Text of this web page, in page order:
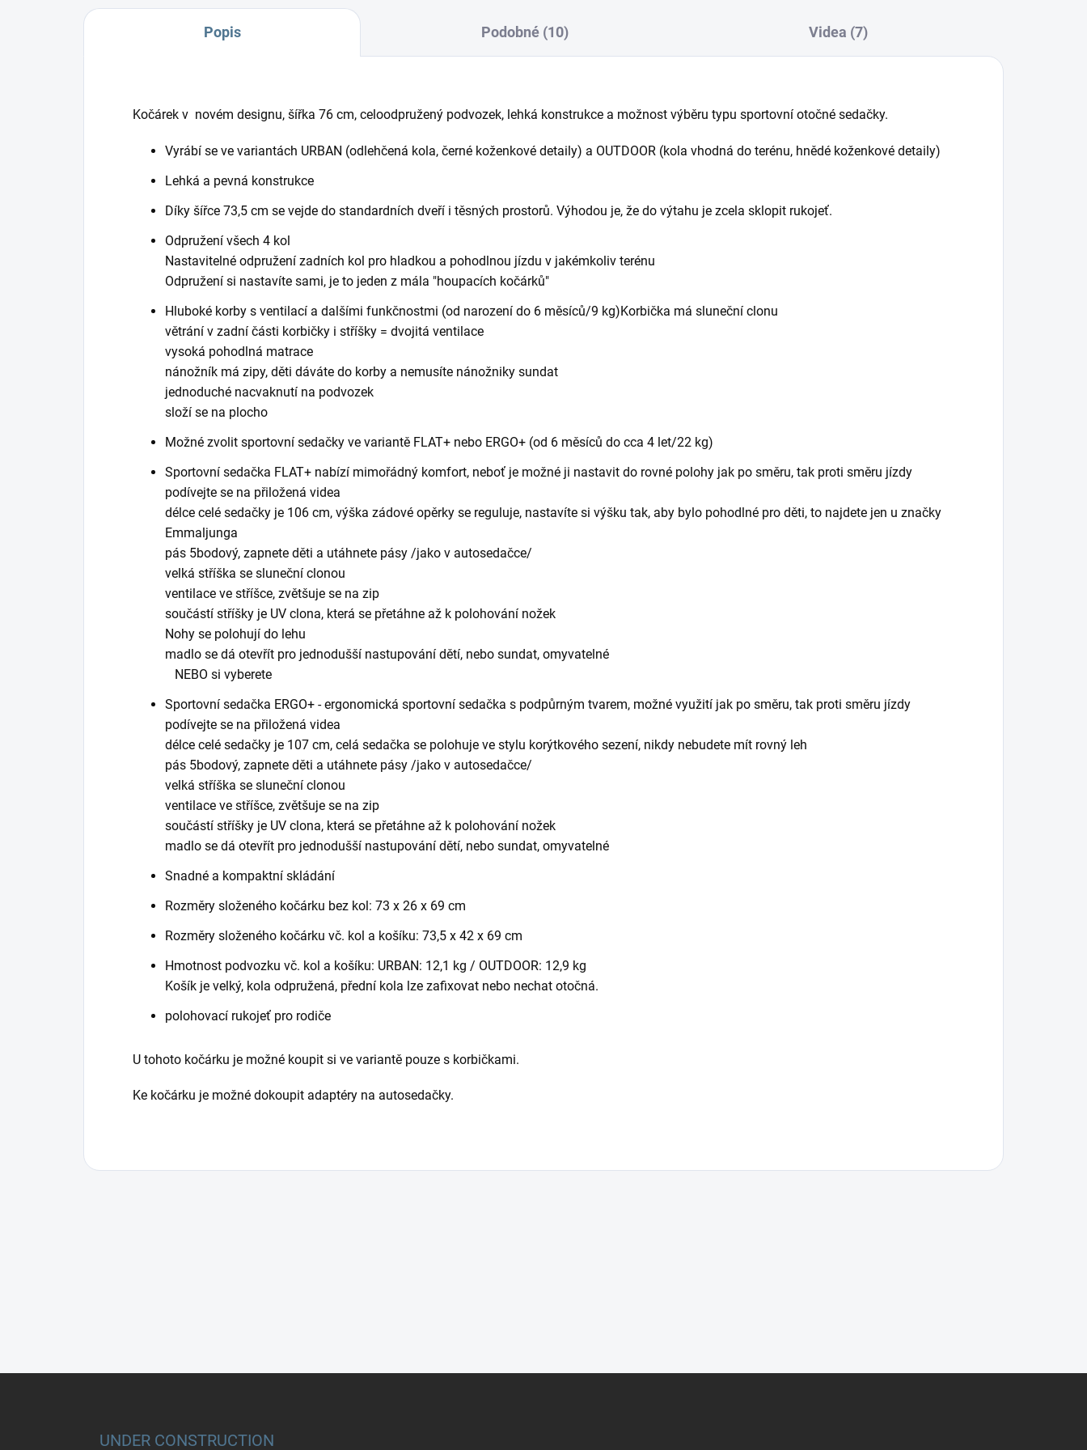
Popis Podobné (10) Videa (7)
Kočárek v novém designu, šířka 76 cm, celoodpružený podvozek, lehká konstrukce a možnost výběru typu sportovní otočné sedačky.
Vyrábí se ve variantách URBAN (odlehčená kola, černé koženkové detaily) a OUTDOOR (kola vhodná do terénu, hnědé koženkové detaily)
Lehká a pevná konstrukce
Díky šířce 73,5 cm se vejde do standardních dveří i těsných prostorů. Výhodou je, že do výtahu je zcela sklopit rukojeť.
Odpružení všech 4 kol
Nastavitelné odpružení zadních kol pro hladkou a pohodlnou jízdu v jakémkoliv terénu
Odpružení si nastavíte sami, je to jeden z mála "houpacích kočárků"
Hluboké korby s ventilací a dalšími funkčnostmi (od narození do 6 měsíců/9 kg)Korbička má sluneční clonu
větrání v zadní části korbičky i stříšky = dvojitá ventilace
vysoká pohodlná matrace
nánožník má zipy, děti dáváte do korby a nemusíte nánožniky sundat
jednoduché nacvaknutí na podvozek
složí se na plocho
Možné zvolit sportovní sedačky ve variantě FLAT+ nebo ERGO+ (od 6 měsíců do cca 4 let/22 kg)
Sportovní sedačka FLAT+ nabízí mimořádný komfort, neboť je možné ji nastavit do rovné polohy jak po směru, tak proti směru jízdy
podívejte se na přiložená videa
délce celé sedačky je 106 cm, výška zádové opěrky se reguluje, nastavíte si výšku tak, aby bylo pohodlné pro děti, to najdete jen u značky
Emmaljunga
pás 5bodový, zapnete děti a utáhnete pásy /jako v autosedačce/
velká stříška se sluneční clonou
ventilace ve stříšce, zvětšuje se na zip
součástí stříšky je UV clona, která se přetáhne až k polohování nožek
Nohy se polohují do lehu
madlo se dá otevřít pro jednodušší nastupování dětí, nebo sundat, omyvatelné
NEBO si vyberete
Sportovní sedačka ERGO+ - ergonomická sportovní sedačka s podpůrným tvarem, možné využití jak po směru, tak proti směru jízdy
podívejte se na přiložená videa
délce celé sedačky je 107 cm, celá sedačka se polohuje ve stylu korýtkového sezení, nikdy nebudete mít rovný leh
pás 5bodový, zapnete děti a utáhnete pásy /jako v autosedačce/
velká stříška se sluneční clonou
ventilace ve stříšce, zvětšuje se na zip
součástí stříšky je UV clona, která se přetáhne až k polohování nožek
madlo se dá otevřít pro jednodušší nastupování dětí, nebo sundat, omyvatelné
Snadné a kompaktní skládání
Rozměry složeného kočárku bez kol: 73 x 26 x 69 cm
Rozměry složeného kočárku vč. kol a košíku: 73,5 x 42 x 69 cm
Hmotnost podvozku vč. kol a košíku: URBAN: 12,1 kg / OUTDOOR: 12,9 kg
Košík je velký, kola odpružená, přední kola lze zafixovat nebo nechat otočná.
polohovací rukojeť pro rodiče
U tohoto kočárku je možné koupit si ve variantě pouze s korbičkami.
Ke kočárku je možné dokoupit adaptéry na autosedačky.
UNDER CONSTRUCTION